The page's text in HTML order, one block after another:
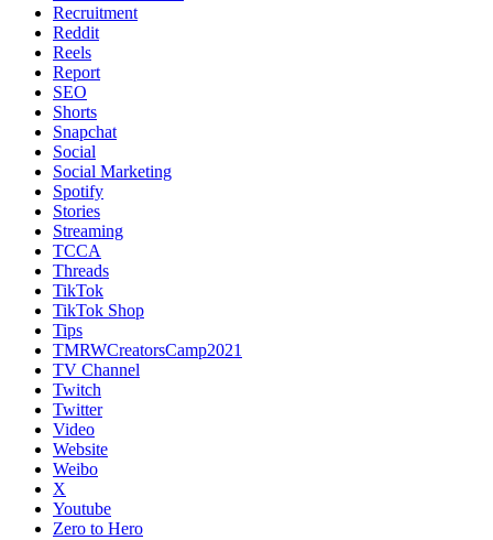
Recruitment
Reddit
Reels
Report
SEO
Shorts
Snapchat
Social
Social Marketing
Spotify
Stories
Streaming
TCCA
Threads
TikTok
TikTok Shop
Tips
TMRWCreatorsCamp2021
TV Channel
Twitch
Twitter
Video
Website
Weibo
X
Youtube
Zero to Hero